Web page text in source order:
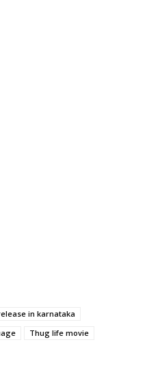
in karnataka
Thug life movie